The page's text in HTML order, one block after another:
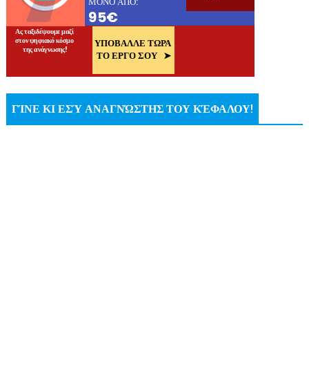
ΓΊΝΕ ΚΙ ΕΣΎ ΑΝΑΓΝΏΣΤΗΣ ΤΟΥ ΚΈΦΑΛΟΥ!